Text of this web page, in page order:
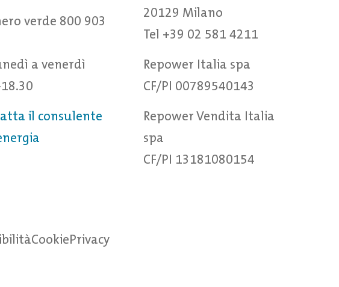
verde 800 903
a venerdì
il consulente
20129 Milano
Tel +39 02 581 4211
Repower Italia spa
CF/PI 00789540143
Repower Vendita Italia
spa
CF/PI 13181080154
CookiePrivacy